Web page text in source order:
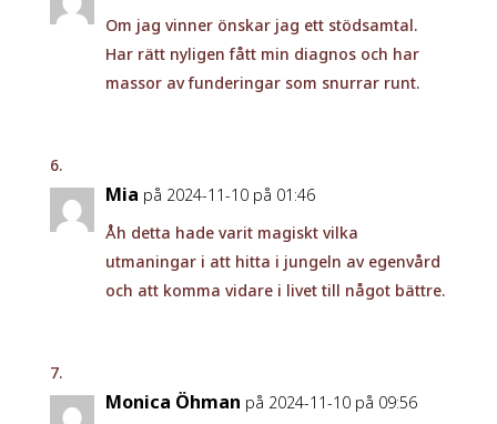
Om jag vinner önskar jag ett stödsamtal.
Har rätt nyligen fått min diagnos och har
massor av funderingar som snurrar runt.
Mia på 2024-11-10 på 01:46
Åh detta hade varit magiskt vilka
utmaningar i att hitta i jungeln av egenvård
och att komma vidare i livet till något bättre.
Monica Öhman på 2024-11-10 på 09:56